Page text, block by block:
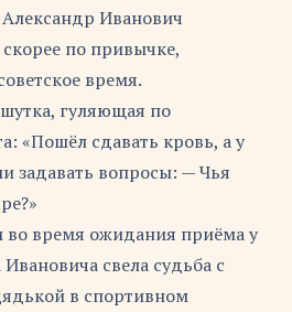
Иванович
по привычке,
время.
гуляющая по
«Пошёл сдавать кровь, а у
задавать вопросы: — Чья
во время ожидания приёма у
свела судьба с
в спортивном